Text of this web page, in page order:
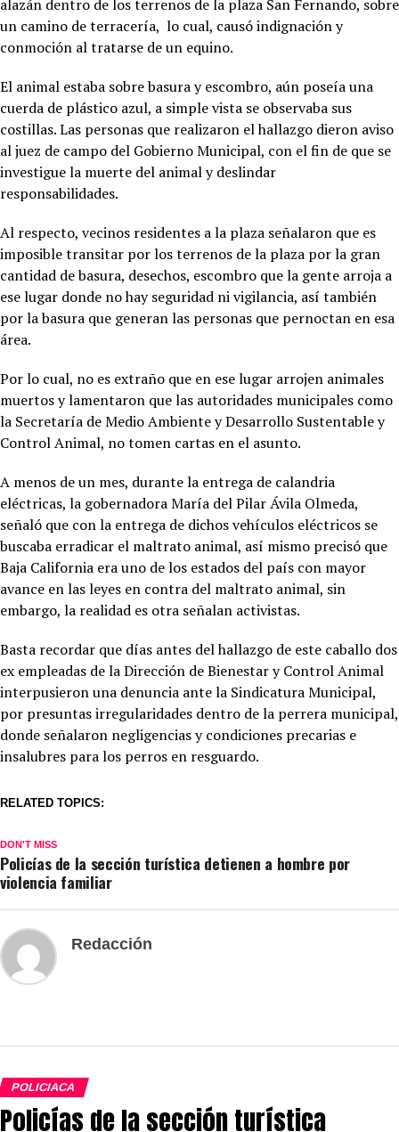
alazán dentro de los terrenos de la plaza San Fernando, sobre
un camino de terracería, lo cual, causó indignación y
conmoción al tratarse de un equino.
El animal estaba sobre basura y escombro, aún poseía una
cuerda de plástico azul, a simple vista se observaba sus
costillas. Las personas que realizaron el hallazgo dieron aviso
al juez de campo del Gobierno Municipal, con el fin de que se
investigue la muerte del animal y deslindar
responsabilidades.
Al respecto, vecinos residentes a la plaza señalaron que es
imposible transitar por los terrenos de la plaza por la gran
cantidad de basura, desechos, escombro que la gente arroja a
ese lugar donde no hay seguridad ni vigilancia, así también
por la basura que generan las personas que pernoctan en esa
área.
Por lo cual, no es extraño que en ese lugar arrojen animales
muertos y lamentaron que las autoridades municipales como
la Secretaría de Medio Ambiente y Desarrollo Sustentable y
Control Animal, no tomen cartas en el asunto.
A menos de un mes, durante la entrega de calandria
eléctricas, la gobernadora María del Pilar Ávila Olmeda,
señaló que con la entrega de dichos vehículos eléctricos se
buscaba erradicar el maltrato animal, así mismo precisó que
Baja California era uno de los estados del país con mayor
avance en las leyes en contra del maltrato animal, sin
embargo, la realidad es otra señalan activistas.
Basta recordar que días antes del hallazgo de este caballo dos
ex empleadas de la Dirección de Bienestar y Control Animal
interpusieron una denuncia ante la Sindicatura Municipal,
por presuntas irregularidades dentro de la perrera municipal,
donde señalaron negligencias y condiciones precarias e
insalubres para los perros en resguardo.
RELATED TOPICS:
DON'T MISS
Policías de la sección turística detienen a hombre por
violencia familiar
Redacción
POLICIACA
Policías de la sección turística